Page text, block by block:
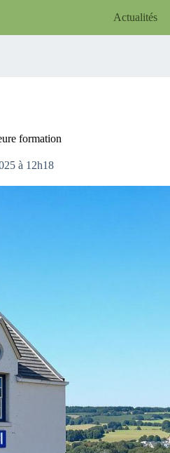
Actualités
formation
à 12h18